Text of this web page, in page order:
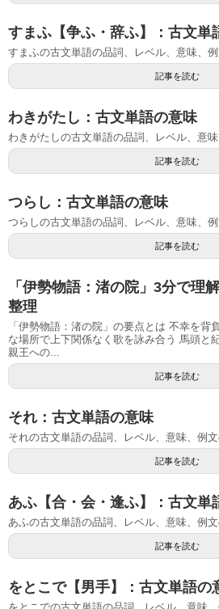
すまふ【争ふ・辞ふ】：古文単
すまふの古文単語の品詞、レベル、意味、例
記事を読む
わきがたし：古文単語の意味
わきがたしの古文単語の品詞、レベル、意
記事を読む
つらし：古文単語の意味
つらしの古文単語の品詞、レベル、意味、例
記事を読む
「伊勢物語：渚の院」3分で理
整理
「伊勢物語：渚の院」の要点とは 不幸を背
な場所で上下関係なく歌を詠み合う 馬頭と
親王への...
記事を読む
それ：古文単語の意味
それの古文単語の品詞、レベル、意味、例文
記事を読む
あふ【合・会・逢ふ】：古文単
あふの古文単語の品詞、レベル、意味、例文
記事を読む
をとこで【男手】：古文単語の